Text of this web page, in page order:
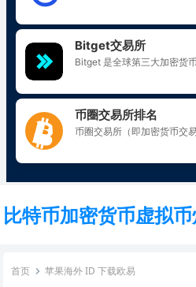
比特币加密货币虚拟
首页 苹果海外 ID 下载欧易